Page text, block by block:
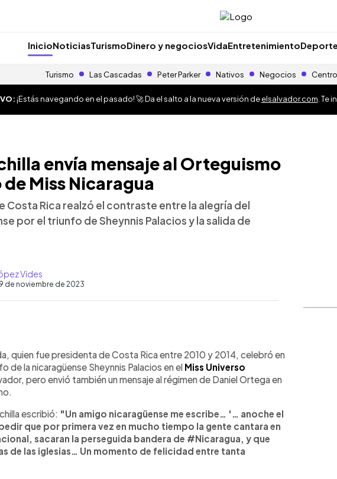
InicioNoticiasTurismoDinero y negociosVidaEntretenimiento
Turismo Las Cascadas Peter Parker Nativos Negocios
¡Estás navegando en el pasado! 🚀 Da el salto a la nueva versión deelsalvador.com . Te
envía mensaje al Orteguismo
Miss Nicaragua
Costa Rica realzó el contraste entre la alegría del
por el triunfo de Sheynnis Palacios y la salida de
Vides
de noviembre de 2023
artículo
quien fue presidenta de Costa Rica entre 2010 y 2014, celebró en
de la nicaragüense Sheynnis Palacios en el Miss Universo
pero envió también un mensaje al régimen de Daniel Ortega en
escribió: "Un amigo nicaragüense me escribe… '… anoche el
que por primera vez en mucho tiempo la gente cantara en
sacaran la perseguida bandera de #Nicaragua, y que
de las iglesias… Un momento de felicidad entre tanta